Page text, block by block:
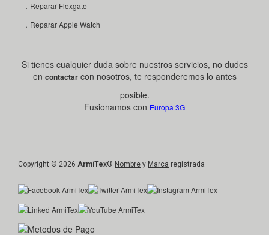
．Reparar Flexgate
．Reparar Apple Watch
Si tienes cualquier duda sobre nuestros servicios, no dudes
en contactarcon nosotros, te responderemos lo antes
posible.
Fusionamos con Europa 3G
Copyright © 2026 ArmiTex® Nombre y Marca registrada